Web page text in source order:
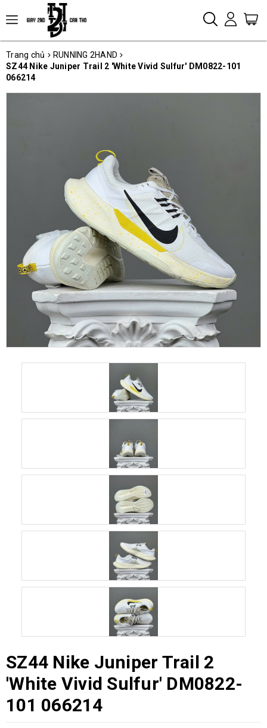
Trang chủ
RUNNING 2HAND
SZ44 Nike Juniper Trail 2 'White Vivid Sulfur' DM0822-101
066214
SZ44 Nike Juniper Trail 2
'White Vivid Sulfur' DM0822-
101 066214